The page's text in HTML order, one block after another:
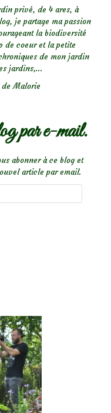
privé, de 4 ares, à
je partage ma passion
la biodiversité
de coeur et la petite
de mon jardin
jardins,...
de Malorie
par e-mail.
abonner à ce blog et
article par email.